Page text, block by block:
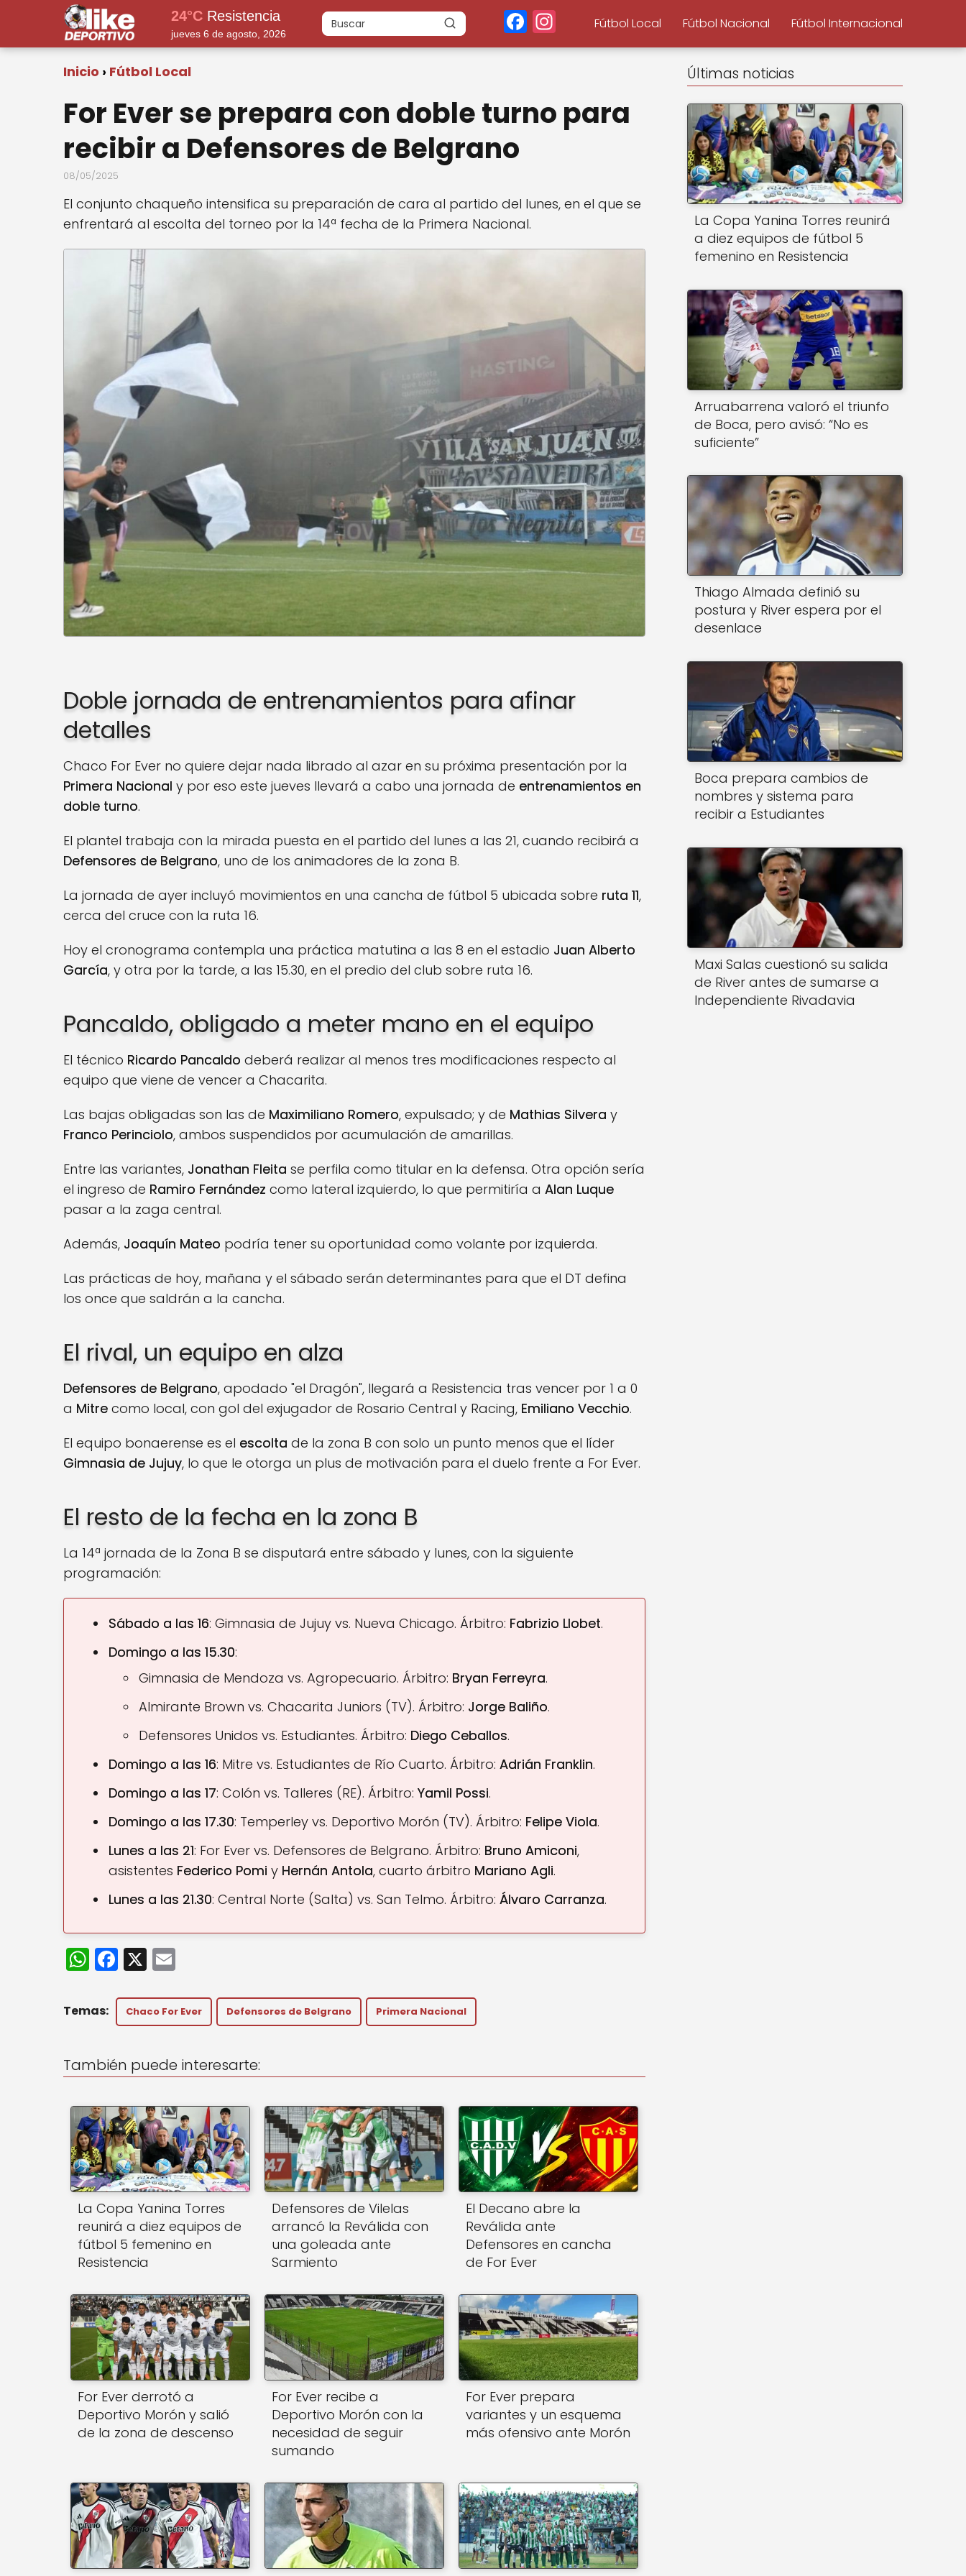
24°CResistencia
jueves 6 de agosto, 2026 F
a
b
st
r
a
Fútbol Local Fútbol Nacional Fútbol Internacional
Inicio Fútbol Local
For Ever se prepara con doble turno para
recibir a Defensores de Belgrano
08/05/2025
El conjunto chaqueño intensifica su preparación de cara al partido del lunes, en el que se
enfrentará al escolta del torneo por la 14ª fecha de la Primera Nacional.
Doble jornada de entrenamientos para afinar
detalles
Chaco For Ever no quiere dejar nada librado al azar en su próxima presentación por la
Primera Nacional y por eso este jueves llevará a cabo una jornada de entrenamientos en
doble turno.
El plantel trabaja con la mirada puesta en el partido del lunes a las 21, cuando recibirá a
Defensores de Belgrano, uno de los animadores de la zona B.
La jornada de ayer incluyó movimientos en una cancha de fútbol 5 ubicada sobre ruta 11,
cerca del cruce con la ruta 16.
Hoy el cronograma contempla una práctica matutina a las 8 en el estadio Juan Alberto
García, y otra por la tarde, a las 15.30, en el predio del club sobre ruta 16.
Pancaldo, obligado a meter mano en el equipo
El técnico Ricardo Pancaldo deberá realizar al menos tres modificaciones respecto al
equipo que viene de vencer a Chacarita.
Las bajas obligadas son las de Maximiliano Romero, expulsado; y de Mathias Silvera y
Franco Perinciolo, ambos suspendidos por acumulación de amarillas.
Entre las variantes, Jonathan Fleita se perfila como titular en la defensa. Otra opción sería
el ingreso de Ramiro Fernández como lateral izquierdo, lo que permitiría a Alan Luque
pasar a la zaga central.
Además, Joaquín Mateo podría tener su oportunidad como volante por izquierda.
Las prácticas de hoy, mañana y el sábado serán determinantes para que el DT defina
los once que saldrán a la cancha.
El rival, un equipo en alza
Defensores de Belgrano, apodado "el Dragón", llegará a Resistencia tras vencer por 1 a 0
a Mitre como local, con gol del exjugador de Rosario Central y Racing, Emiliano Vecchio.
El equipo bonaerense es el escolta de la zona B con solo un punto menos que el líder
Gimnasia de Jujuy, lo que le otorga un plus de motivación para el duelo frente a For Ever.
El resto de la fecha en la zona B
La 14ª jornada de la Zona B se disputará entre sábado y lunes, con la siguiente
programación:
Sábado a las 16: Gimnasia de Jujuy vs. Nueva Chicago. Árbitro: Fabrizio Llobet.
Domingo a las 15.30:
Gimnasia de Mendoza vs. Agropecuario. Árbitro: Bryan Ferreyra.
Almirante Brown vs. Chacarita Juniors (TV). Árbitro: Jorge Baliño.
Defensores Unidos vs. Estudiantes. Árbitro: Diego Ceballos.
Domingo a las 16: Mitre vs. Estudiantes de Río Cuarto. Árbitro: Adrián Franklin.
Domingo a las 17: Colón vs. Talleres (RE). Árbitro: Yamil Possi.
Domingo a las 17.30: Temperley vs. Deportivo Morón (TV). Árbitro: Felipe Viola.
Lunes a las 21: For Ever vs. Defensores de Belgrano. Árbitro: Bruno Amiconi,
asistentes Federico Pomi y Hernán Antola, cuarto árbitro Mariano Agli.
Lunes a las 21.30: Central Norte (Salta) vs. San Telmo. Árbitro: Álvaro Carranza.
W
a
A
p
p
F
c
e
o
o
k
X
ai
l
Chaco For Ever Defensores de Belgrano Primera Nacional
También puede interesarte:
La Copa Yanina Torres
reunirá a diez equipos de
fútbol 5 femenino en
Resistencia
Defensores de Vilelas
arrancó la Reválida con
una goleada ante
Sarmiento
El Decano abre la
Reválida ante
Defensores en cancha
de For Ever
For Ever derrotó a
Deportivo Morón y salió
de la zona de descenso
For Ever recibe a
Deportivo Morón con la
necesidad de seguir
sumando
For Ever prepara
variantes y un esquema
más ofensivo ante Morón
Últimas noticias
La Copa Yanina Torres reunirá
a diez equipos de fútbol 5
femenino en Resistencia
Arruabarrena valoró el triunfo
de Boca, pero avisó: “No es
suficiente”
Thiago Almada definió su
postura y River espera por el
desenlace
Boca prepara cambios de
nombres y sistema para
recibir a Estudiantes
Maxi Salas cuestionó su salida
de River antes de sumarse a
Independiente Rivadavia